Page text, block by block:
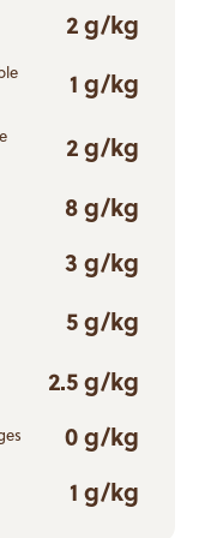
2 g/kg
1 g/kg
2 g/kg
8 g/kg
3 g/kg
5 g/kg
2.5 g/kg
0 g/kg
1 g/kg